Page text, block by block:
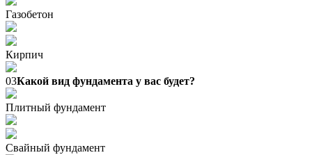
Газобетон
Кирпич
03Какой вид фундамента у вас будет?
Плитный фундамент
Свайный фундамент